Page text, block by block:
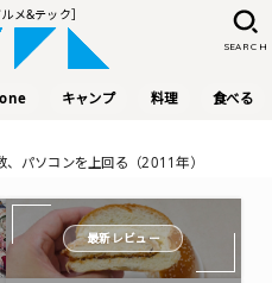
メ&テック］
キャンプ 料理 食べる
SEARCH
、パソコンを上回る（2011年）
最新レビュー